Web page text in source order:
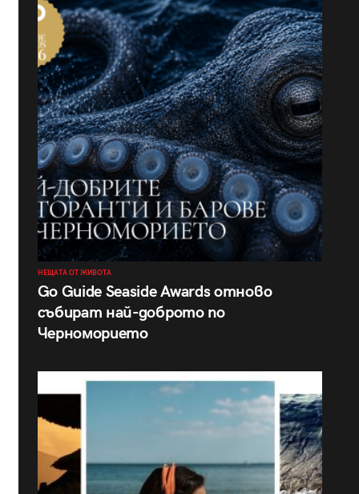
НЕЩАТА ОТ ЖИВОТА
Go Guide Seaside Awards отново
събират най-доброто по
Черноморието